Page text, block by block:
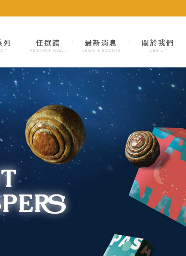
任選館
PROMOTIONAL
最新消息
NEWS & EVENTS
關於我們
ABOUT